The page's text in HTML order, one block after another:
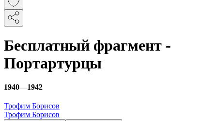
Бесплатный фрагмент -
Портартурцы
1940—1942
Трофим Борисов
Трофим Борисов